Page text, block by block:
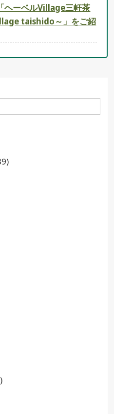
ヘーベルVillage三軒茶
taishido～」をご紹